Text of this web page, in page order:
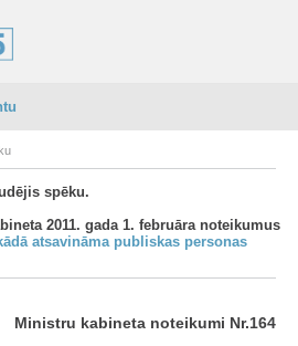
spēku.
2011. gada 1. februāra noteikumus
atsavināma publiskas personas
Ministru kabineta noteikumi Nr.164